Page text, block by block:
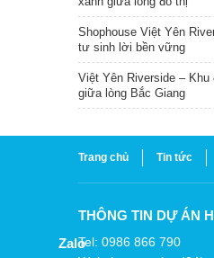
Shophouse Việt Yên
tư sinh lời bền vững
Việt Yên Riverside –
giữa lòng Bắc Giang
Trang chủ Tin tức
THÔNG TIN DỰ ÁN
Tel: 0986 866 790
Zalo